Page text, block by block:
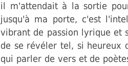
il m'attendait à la sortie
jusqu'à ma porte, c'est
vibrant de passion lyrique et
de se révéler tel, si heureux
qui parler de vers et de